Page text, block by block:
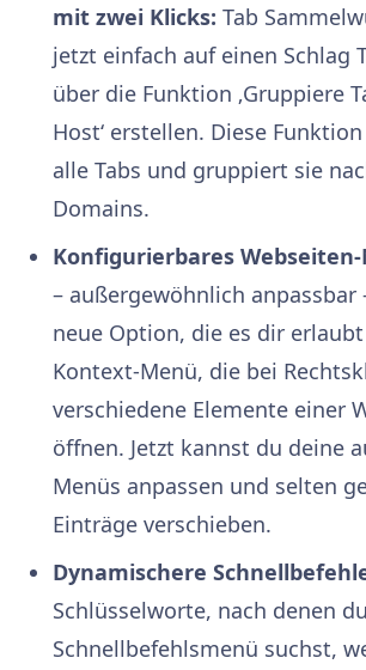
mit zwei Klicks: Tab
jetzt einfach auf einen Schlag
über die Funktion ‚Gruppiere
Host‘ erstellen. Diese
alle Tabs und gruppiert sie
Domains.
Konfigurierbares
– außergewöhnlich anpassbar
neue Option, die es dir
Kontext-Menü, die bei
verschiedene Elemente einer
öffnen. Jetzt kannst du deine
Menüs anpassen und selten
Einträge verschieben.
Dynamischere
Schlüsselworte, nach denen
Schnellbefehlsmenü suchst,